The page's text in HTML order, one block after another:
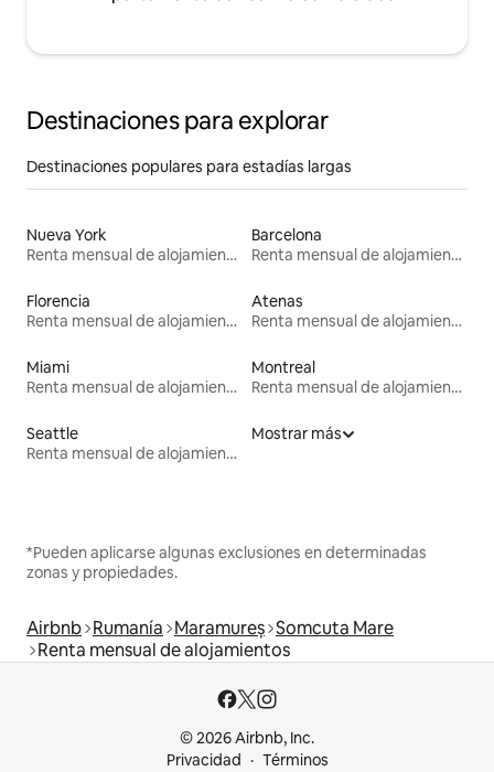
Destinaciones para explorar
Destinaciones populares para estadías largas
Nueva York
Renta mensual de alojamientos
Barcelona
Renta mensual de alojamientos
Florencia
Renta mensual de alojamientos
Atenas
Renta mensual de alojamientos
Miami
Renta mensual de alojamientos
Montreal
Renta mensual de alojamientos
Seattle
Renta mensual de alojamientos
Mostrar más
*Pueden aplicarse algunas exclusiones en determinadas
zonas y propiedades.
Airbnb Rumanía Maramureș Somcuta Mare
Renta mensual de alojamientos
© 2026 Airbnb, Inc.
Privacidad
Términos